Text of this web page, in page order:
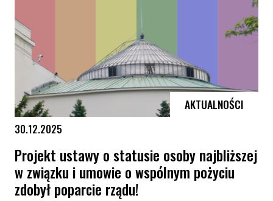
AKTUALNOŚCI
30.12.2025
Projekt ustawy o statusie osoby najbliższej
w związku i umowie o wspólnym pożyciu
zdobył poparcie rządu!